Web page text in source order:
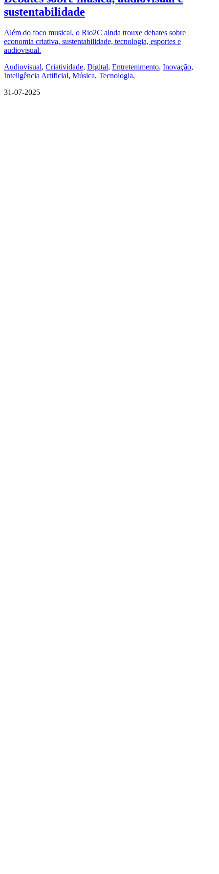
sustentabilidade
Além do foco musical, o Rio2C ainda trouxe debates sobre
economia criativa, sustentabilidade, tecnologia, esportes e
audiovisual.
Audiovisual, Criatividade, Digital, Entretenimento, Inovação,
Inteligência Artificial, Música, Tecnologia,
31-07-2025